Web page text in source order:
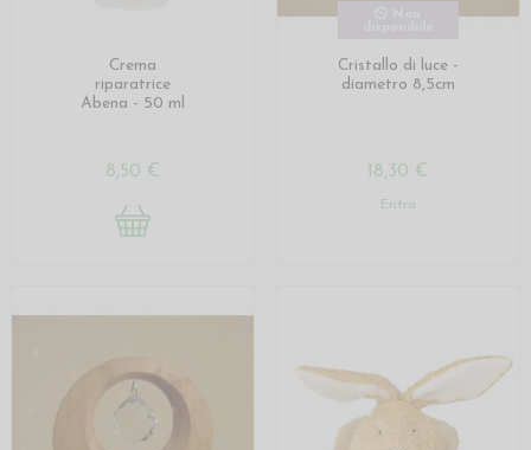
Crema
riparatrice
Abena - 50 ml
8,50 €
Cristallo di luce -
diametro 8,5cm
18,30 €
Entra